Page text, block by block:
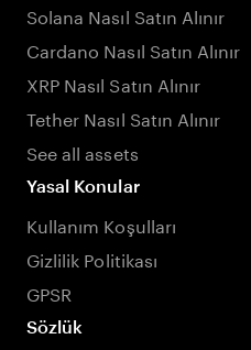
Solana Nasıl Satın Alınır
Cardano Nasıl Satın Alınır
XRP Nasıl Satın Alınır
Tether Nasıl Satın Alınır
See all assets
Yasal Konular
Kullanım Koşulları
Gizlilik Politikası
GPSR
Sözlük